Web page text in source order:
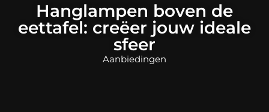
Hanglampen boven de
eettafel: creëer jouw ideale
sfeer
Aanbiedingen